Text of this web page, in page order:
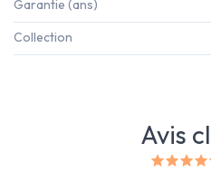
Garantie (ans)
Collection
Avis